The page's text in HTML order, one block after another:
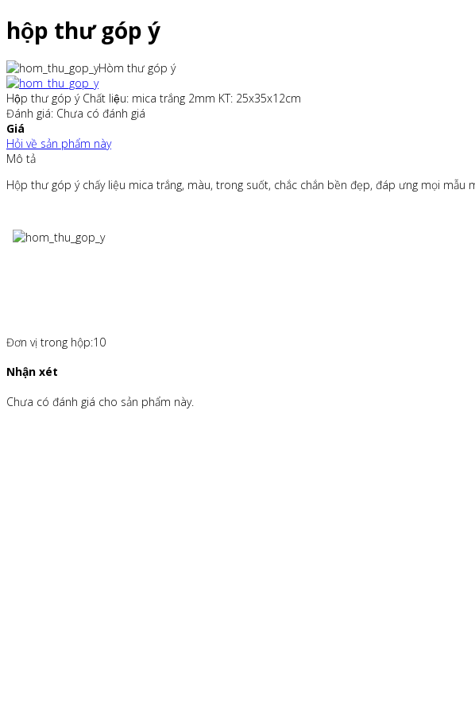
hộp thư góp ý
Hòm thư góp ý
Hộp thư góp ý Chất liệu: mica trắng 2mm KT: 25x35x12cm
Đánh giá: Chưa có đánh giá
Giá
Hỏi về sản phẩm này
Mô tả
Hộp thư góp ý chấy liệu mica trắng, màu, trong suốt, chắc chắn bền đẹp, đáp ưng mọi
Đơn vị trong hộp:10
Nhận xét
Chưa có đánh giá cho sản phẩm này.